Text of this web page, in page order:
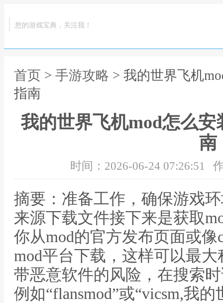
您的游戏宝典，关注我！
首页 > 手游攻略 > 我的世界飞机
指南
我的世界飞机mod怎么
南
时间：2026-06-24 07:26:51
摘要：准备工作，确保游戏
来源下载文件接下来是获取
你从mod的官方发布页面或像
mod平台下载，这样可以最
带恶意软件的风险，在搜索
例如“flansmod”或“vicsm,我